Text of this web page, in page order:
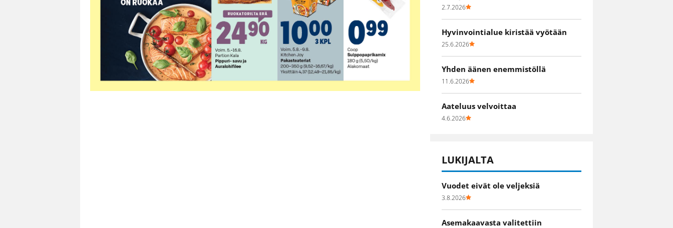
2.7.2026
Hyvinvointialue kiristää vyötään
25.6.2026
Yhden äänen enemmistöllä
11.6.2026
Aateluus velvoittaa
4.6.2026
LUKIJALTA
Vuodet eivät ole veljeksiä
3.8.2026
Asemakaavasta valitettiin